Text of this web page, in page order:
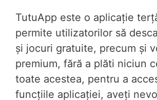
TutuApp este o aplicație
permite utilizatorilor să
și jocuri gratuite, precum și
premium, fără a plăti niciun
toate acestea, pentru a
funcțiile aplicației, aveți